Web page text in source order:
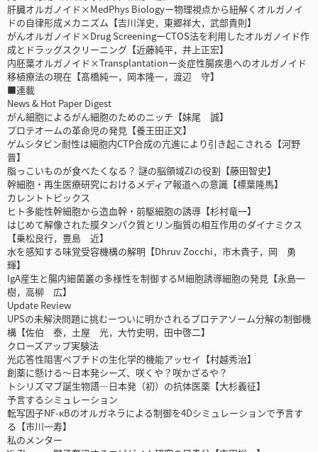
肝臓オルガノイド×MedPhys Biologyー物理視点から紐解くオルガノイ
ドの自律形成メカニズム【吉川洋史，東郷祥大，武部貴則】
がんオルガノイド×Drug ScreeningーCTOS法を利用したオルガノイド作
成とドラッグスクリーニング【近藤純平，井上正宏】
内胚葉オルガノイド×Transplantationー炎症性腸疾患へのオルガノイド
移植療法の現在【髙橋純一，岡本隆一，渡辺 守】
■連載
News & Hot Paper Digest
がん細胞によるがん細胞のためのニッチ【妹尾 誠】
プロテオームの革命児の発見【養王田正文】
ゲムシタビン耐性は細胞内CTP合成の亢進により引き起こされる【河野
晋】
脂っこいものが食べたくなる？ 謎の脳領域ZIの役割【藤田智史】
幹細胞・再生医療研究におけるメディア報道への意識【標葉隆馬】
カレントトピックス
ヒト多能性幹細胞から造血幹・前駆細胞の誘導【杉村竜一】
はじめて解像された膜タンパク質とリン脂質の相互作用のダイナミクス
【乗松良行，豊島 近】
水を感知する味覚受容機構の解明【Dhruv Zocchi，市木貴子，岡 勇
輝】
IgA産生と腸内細菌叢の多様性を制御するM細胞誘導細胞の発見【永島一
樹，高柳 広】
Update Review
UPSの未解決問題に挑むーついに明かされるプロテアソーム分解の制御機
構【佐伯 泰，土屋 光，大竹史明，田中啓二】
クローズアップ実験法
光応答性阻害ペプチドの生化学的機能アッセイ【村越秀治】
創薬に懸ける～日本発シーズ、咲くや？咲かざるや？
トシリズマブ誕生物語―日本発（初）の抗体医薬【大杉義征】
予言するシミュレーション
転写因子NF-κBのオルガネラによる制御を4Dシミュレーションで予言す
る【市川一寿】
私のメンター